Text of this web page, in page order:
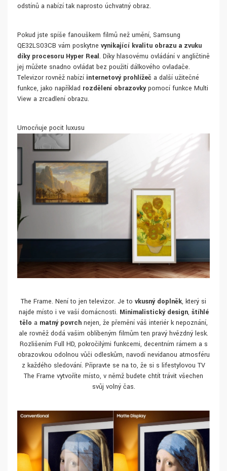
odstínů a nabízí tak naprosto úchvatný obraz.
Pokud jste spíše fanouškem filmů než umění, Samsung
QE32LS03CB vám poskytne vynikající kvalitu obrazu a zvuku
díky procesoru Hyper Real. Díky hlasovému ovládání v angličtině
jej můžete snadno ovládat bez použití dálkového ovladače.
Televizor rovněž nabízí internetový prohlížeč a další užitečné
funkce, jako například rozdělení obrazovkypomocí funkce Multi
View a zrcadlení obrazu.
Umocňuje pocit luxusu
The Frame. Není to jen televizor. Je to vkusný doplněk, který si
najde místo i ve vaší domácnosti. Minimalistický design, štíhlé
tělo a matný povrch nejen, že přemění váš interiér k nepoznání,
ale rovněž dodá vašim oblíbeným filmům ten pravý hvězdný lesk.
Rozlišením Full HD, pokročilými funkcemi, decentním rámem a s
obrazovkou odolnou vůči odleskům, navodí nevídanou atmosféru
z každého sledování. Připravte se na to, že si s lifestylovou TV
The Frame vytvoříte místo, v němž budete chtít trávit všechen
svůj volný čas.